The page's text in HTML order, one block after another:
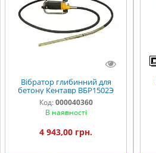
Вібратор глибинний для
бетону Кентавр ВБР1502Э
Код: 000040360
В наявності
4 943,00 грн.